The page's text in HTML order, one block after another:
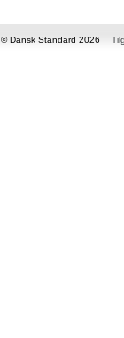
© Dansk Standard 2026